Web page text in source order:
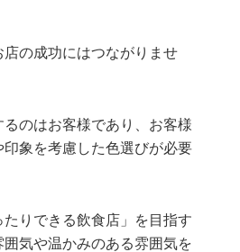
店の成功にはつながりませ
のはお客様であり、お客様
象を考慮した色選びが必要
りできる飲食店」を目指す
気や温かみのある雰囲気を